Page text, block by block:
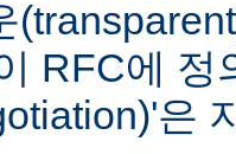
RFC에 정
은